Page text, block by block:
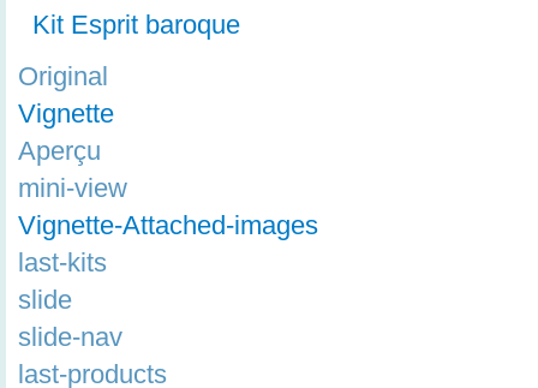
Kit Esprit baroque
Original
Vignette
Aperçu
mini-view
Vignette-Attached-images
last-kits
slide
slide-nav
last-products